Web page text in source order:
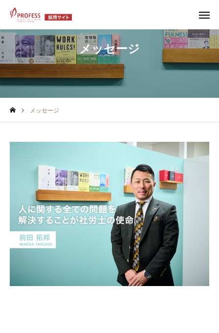
メッセージ
メッセージ
エントリー
先輩社員の声
数字で知るプロフェス
よくあるご質問
エントリー